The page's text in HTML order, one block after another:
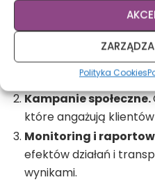
Polityka Cookies
Edukację zespołu.
się od pracowników,
wierzyć w jej wartości.
Kampanie społeczne.
które angażują
Monitoring i
efektów działań i
wynikami.